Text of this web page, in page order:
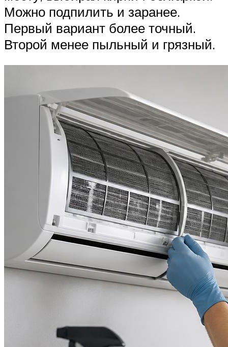
Можно подпилить и заранее.
Первый вариант более точный.
Второй менее пыльный и грязный.